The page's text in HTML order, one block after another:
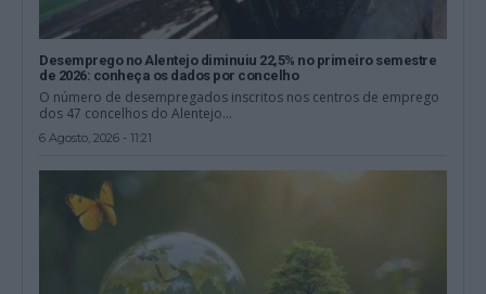
Desemprego no Alentejo diminuiu 22,5% no primeiro semestre
de 2026: conheça os dados por concelho
O número de desempregados inscritos nos centros de emprego
dos 47 concelhos do Alentejo...
6 Agosto, 2026 - 11:21